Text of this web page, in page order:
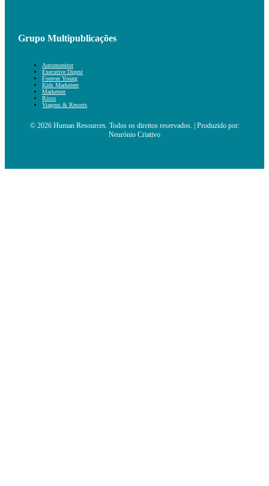
Grupo Multipublicações
Automonitor
Executive Digest
Forever Young
Kids Marketeer
Marketeer
Risco
Viagens & Resorts
© 2026 Human Resources. Todos os direitos reservados. | Produzido por:
Neurónio Criativo